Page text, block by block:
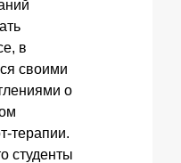
в
своими
о
терапии.
студенты